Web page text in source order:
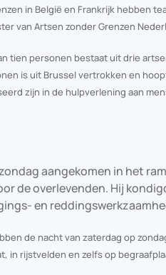
in België en Frankrijk hebben
van Artsen zonder Grenzen
tien personen bestaat uit drie
is uit Brussel vertrokken en
zijn in de hulpverlening aan
aangekomen in het
de overlevenden. Hij
en
de nacht van zaterdag op
in rijstvelden en zelfs op